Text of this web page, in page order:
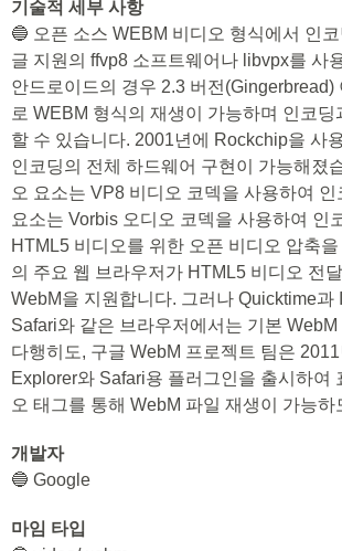
기술적 세부 사항
🔵 오픈 소스 WEBM 비디오 형식에서 인
글 지원의 ffvp8 소프트웨어나 libvpx를 사
안드로이드의 경우 2.3 버전(Gingerbread)
로 WEBM 형식의 재생이 가능하며 인코딩
할 수 있습니다. 2001년에 Rockchip을 사
인코딩의 전체 하드웨어 구현이 가능해졌
오 요소는 VP8 비디오 코덱을 사용하여 인
요소는 Vorbis 오디오 코덱을 사용하여 인
HTML5 비디오를 위한 오픈 비디오 압축
의 주요 웹 브라우저가 HTML5 비디오 전
WebM을 지원합니다. 그러나 Quicktime과
Safari와 같은 브라우저에서는 기본
다행히도, 구글 WebM 프로젝트 팀은
Explorer와 Safari용 플러그인을 출시하여
오 태그를 통해 WebM 파일 재생이 가능하
개발자
🔵 Google
마임 타입